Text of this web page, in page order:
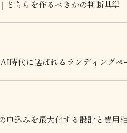
どちらを作るべきかの判断基準
時代に選ばれるランディングペ
申込みを最大化する設計と費用